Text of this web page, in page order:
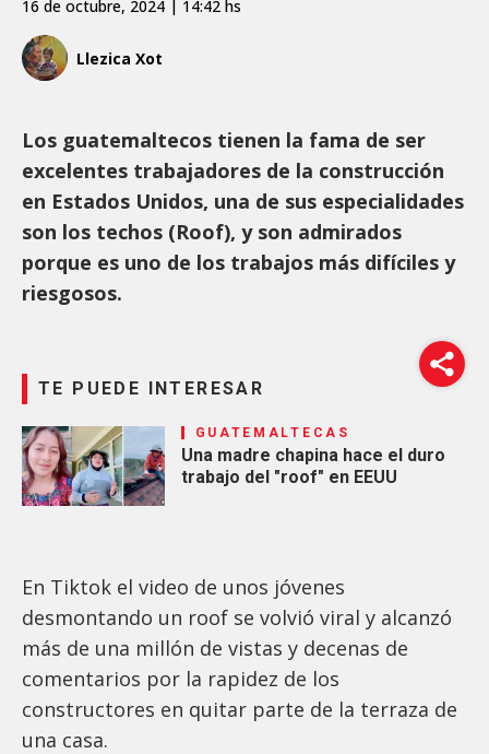
Llezica Xot
16 de octubre, 2024 | 14:42 hs
Los guatemaltecos tienen la fama de ser
excelentes trabajadores de la construcción
en Estados Unidos, una de sus especialidades
son los techos (Roof), y son admirados
porque es uno de los trabajos más difíciles y
riesgosos.
TE PUEDE INTERESAR
GUATEMALTECAS
Una madre chapina hace el duro
trabajo del "roof" en EEUU
En Tiktok el video de unos jóvenes
desmontando un roof se volvió viral y alcanzó
más de una millón de vistas y decenas de
comentarios por la rapidez de los
constructores en quitar parte de la terraza de
una casa.